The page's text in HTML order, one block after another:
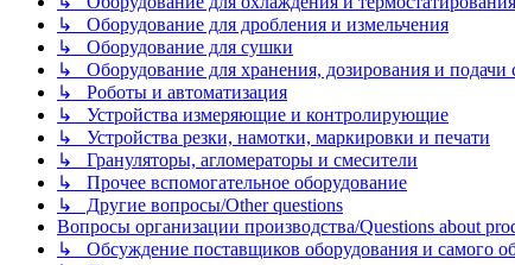
↳ Оборудование для дробления и измельчения
↳ Оборудование для сушки
↳ Оборудование для хранения, дозирования и подачи
↳ Роботы и автоматизация
↳ Устройства измеряющие и контролирующие
↳ Устройства резки, намотки, маркировки и печати
↳ Грануляторы, агломераторы и смесители
↳ Прочее вспомогательное оборудование
↳ Другие вопросы/Other questions
Вопросы организации производства/Questions about
↳ Обсуждение поставщиков оборудования и самого